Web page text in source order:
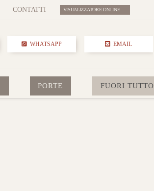
VISUALIZZATORE ONLINE
CONTATTI
WHATSAPP EMAIL
FUORI TUTTO
PORTE